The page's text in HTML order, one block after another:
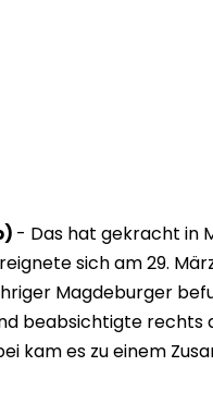
- Das hat gekracht in
sich am 29.
Magdeburger
beabsichtigte rechts
kam es zu einem